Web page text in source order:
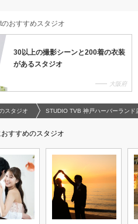
のおすすめスタジオ
30以上の撮影シーンと200着の衣装
があるスタジオ
大阪府
ホーム
スタジオ STUDIO TVB 神戸ハーバーランド
すすめのスタジオ